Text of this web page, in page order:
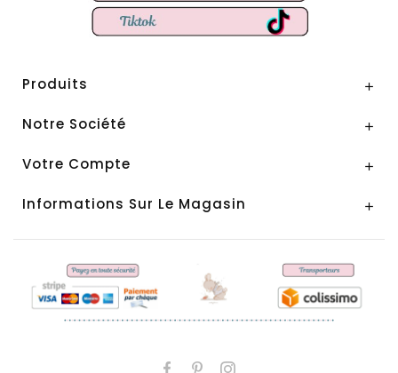
Produits 
Notre Société 
Votre Compte 
Informations Sur Le Magasin 